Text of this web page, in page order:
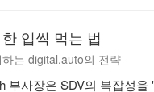
입씩 먹는 법
는 digital.auto의 전략
부사장은 SDV의 복잡성